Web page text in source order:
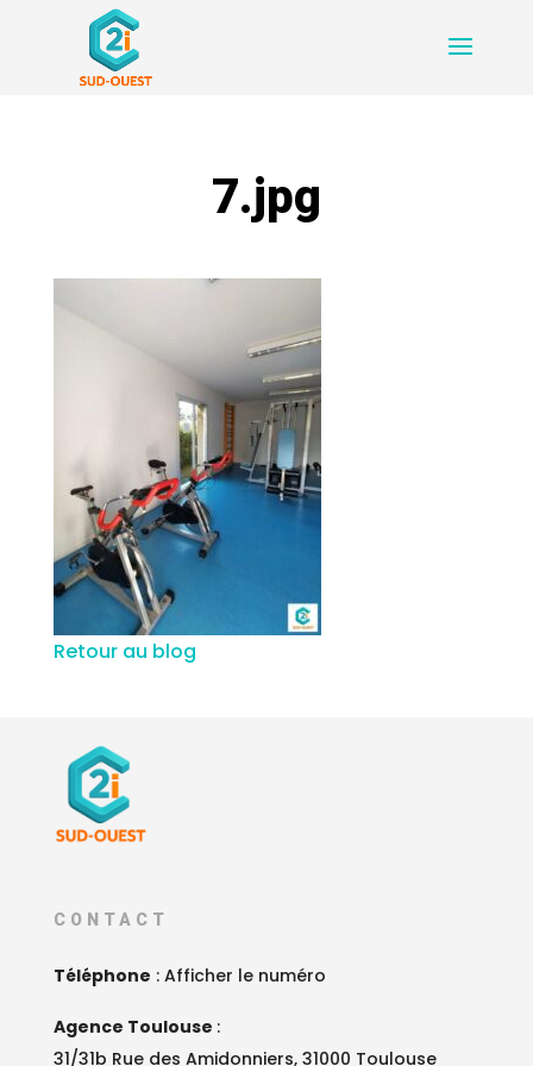
7.jpg
Retour au blog
CONTACT
Téléphone : Afficher le numéro
Agence Toulouse :
31/31b Rue des Amidonniers, 31000 Toulouse